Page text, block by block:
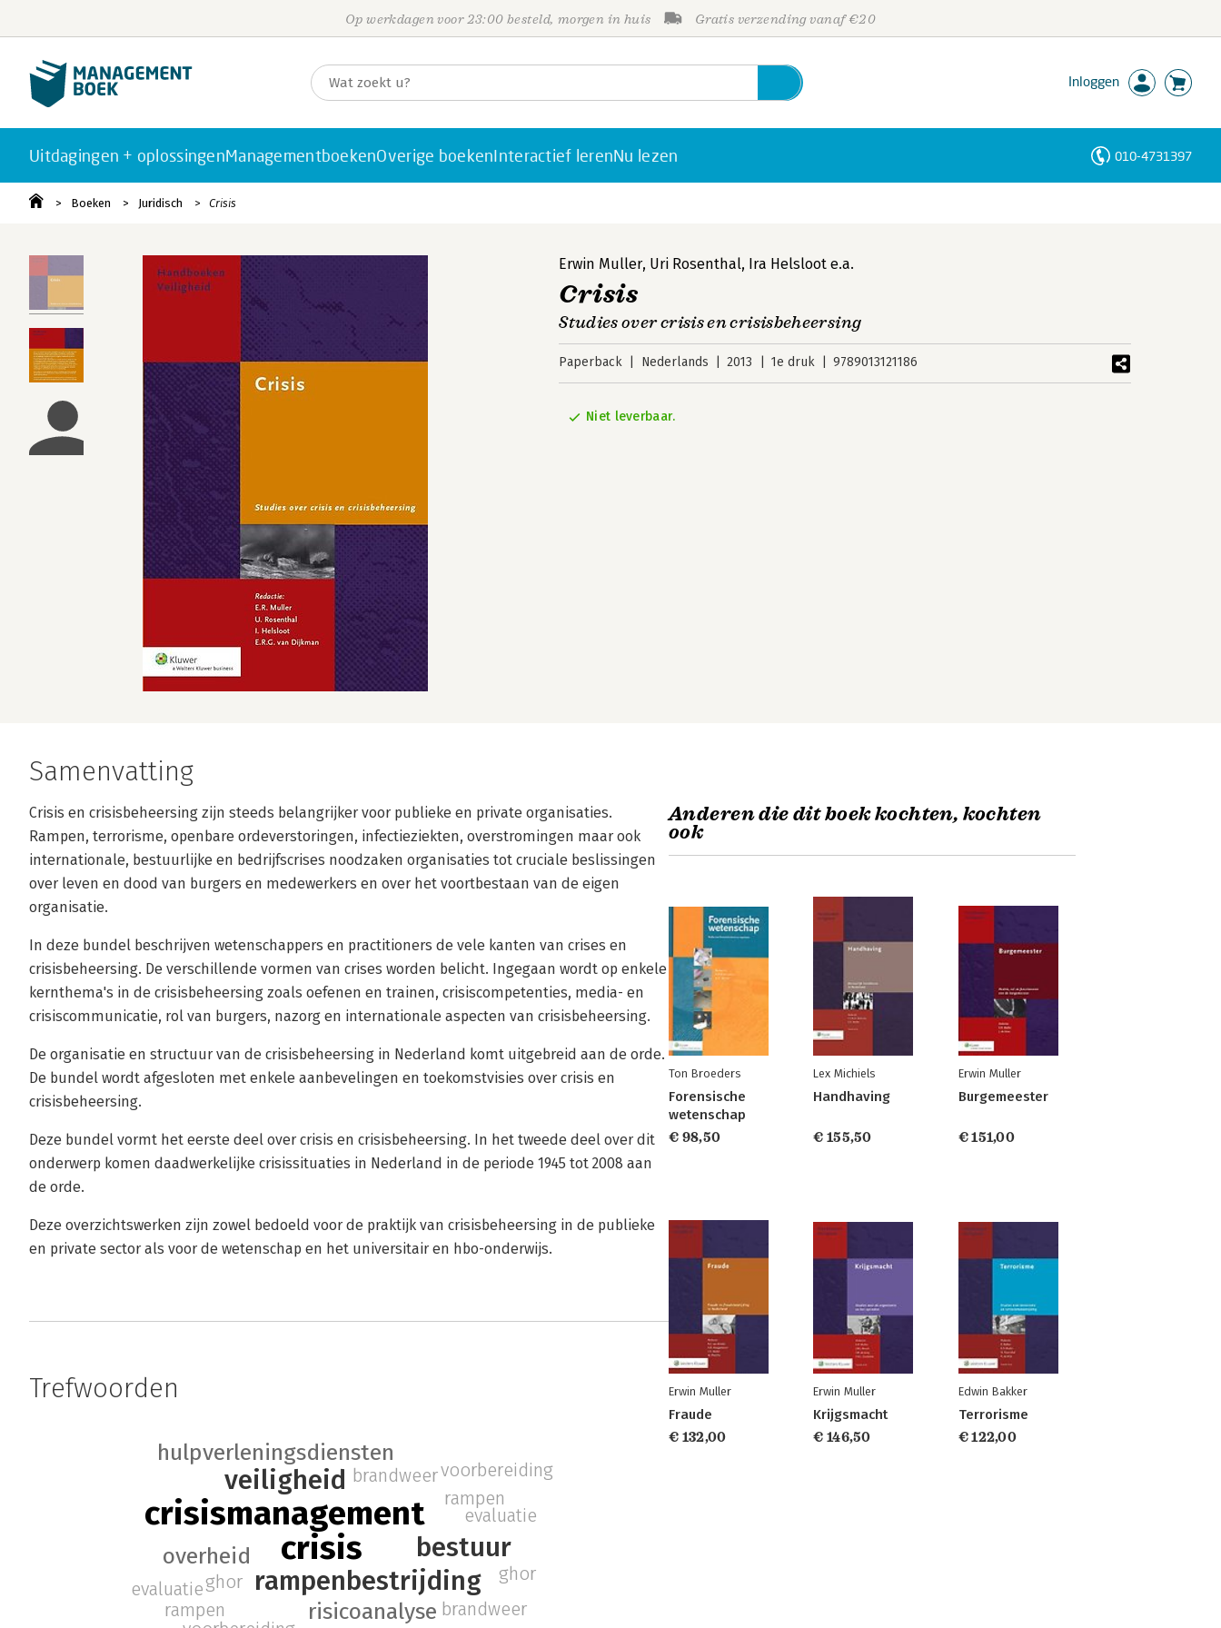
Op werkdagen voor 23:00 besteld, morgen in huis Gratis verzending vanaf €20
Inloggen
Uitdagingen + oplossingenManagementboekenOverige boekenInteractief lerenNu lezen 010-4731397
Boeken Juridisch Crisis
Erwin Muller, Uri Rosenthal, Ira Helsloot e.a.
Crisis
Studies over crisis en crisisbeheersing
Paperback Nederlands 2013 1e druk 9789013121186
Niet leverbaar.
Samenvatting
Crisis en crisisbeheersing zijn steeds belangrijker voor publieke en private organisaties.
Rampen, terrorisme, openbare ordeverstoringen, infectieziekten, overstromingen maar ook
internationale, bestuurlijke en bedrijfscrises noodzaken organisaties tot cruciale beslissingen
over leven en dood van burgers en medewerkers en over het voortbestaan van de eigen
organisatie.
In deze bundel beschrijven wetenschappers en practitioners de vele kanten van crises en
crisisbeheersing. De verschillende vormen van crises worden belicht. Ingegaan wordt op enkele
kernthema's in de crisisbeheersing zoals oefenen en trainen, crisiscompetenties, media- en
crisiscommunicatie, rol van burgers, nazorg en internationale aspecten van crisisbeheersing.
De organisatie en structuur van de crisisbeheersing in Nederland komt uitgebreid aan de orde.
De bundel wordt afgesloten met enkele aanbevelingen en toekomstvisies over crisis en
crisisbeheersing.
Deze bundel vormt het eerste deel over crisis en crisisbeheersing. In het tweede deel over dit
onderwerp komen daadwerkelijke crisissituaties in Nederland in de periode 1945 tot 2008 aan
de orde.
Deze overzichtswerken zijn zowel bedoeld voor de praktijk van crisisbeheersing in de publieke
en private sector als voor de wetenschap en het universitair en hbo-onderwijs.
Trefwoorden
crisis
crisismanagement
rampenbestrijding
bestuur
veiligheid
risicoanalyse
hulpverleningsdiensten
overheid
brandweer
rampen
ghor
evaluatie
brandweer
rampen
ghor
evaluatie
voorbereiding
Anderen die dit boek kochten, kochten
ook
Ton Broeders
Forensische
wetenschap
€ 98,50
Lex Michiels
Handhaving
€ 155,50
Erwin Muller
Burgemeester
€ 151,00
Erwin Muller
Fraude
€ 132,00
Erwin Muller
Krijgsmacht
€ 146,50
Edwin Bakker
Terrorisme
€ 122,00
Personen